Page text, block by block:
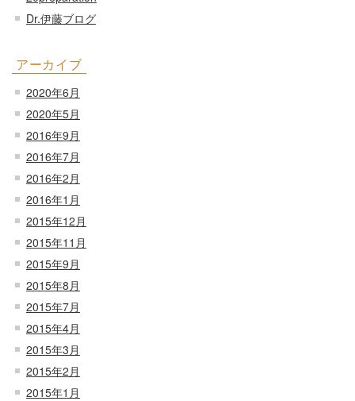
Dr.伊藤ブログ
アーカイブ
2020年6月
2020年5月
2016年9月
2016年7月
2016年2月
2016年1月
2015年12月
2015年11月
2015年9月
2015年8月
2015年7月
2015年4月
2015年3月
2015年2月
2015年1月